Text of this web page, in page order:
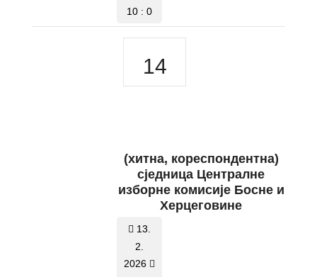
10 : 0
14
(хитнa, кореспондентнa)
сједницa Централне
изборне комисије Босне и
Херцеговине
13.
2.
2026